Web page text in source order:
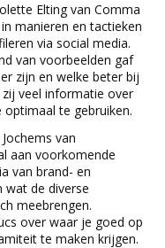
Elting van Comma
manieren en tactieken
via social media.
van voorbeelden gaf
zijn en welke beter bij
veel informatie over
te gebruiken.
van
aan voorkomende
van brand- en
wat de diverse
meebrengen.
over waar je goed op
te maken krijgen.